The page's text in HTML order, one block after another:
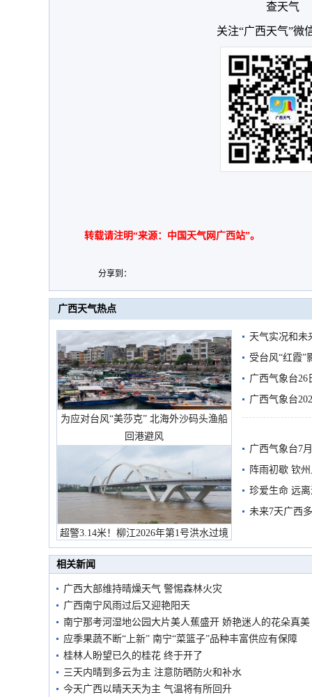
查天气
关注“广西天气”微
转载请注明“来源：中国天气网广西站”。
分享到：
广西天气热点
为应对台风“美莎克” 北海外沙码头渔船
回港避风
超警3.14米！柳江2026年第1号洪水过境
市民在堤岸见证汛况
天气实况和未
受台风“红霞”
有较强降雨
广西气象台26
广西气象台
预警
广西气象台7
阵雨初歇 钦
珍爱生命 远
未来7天广西
相关新闻
广西大部维持晴燥天气 警惕森林火灾
广西南宁风雨过后又迎艳阳天
南宁那考河湿地公园大片美人蕉盛开 娇艳迷人的花朵真美
应季果蔬不断“上新” 南宁“菜篮子”品种丰富供应有保障
桂林人盼望已久的桂花 终于开了
三天内晴到多云为主 注意防晒防火和补水
今天广西以晴天天为主 气温将有所回升